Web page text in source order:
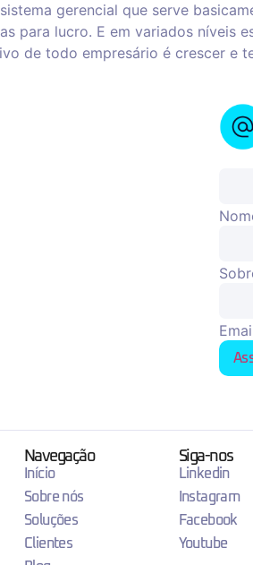
gerencial que serve
para lucro. E em variados níveis
de todo empresário é crescer e
Navegação
Início
Sobre nós
Soluções
Clientes
Siga-nos
Linkedin
Instagram
Facebook
Youtube